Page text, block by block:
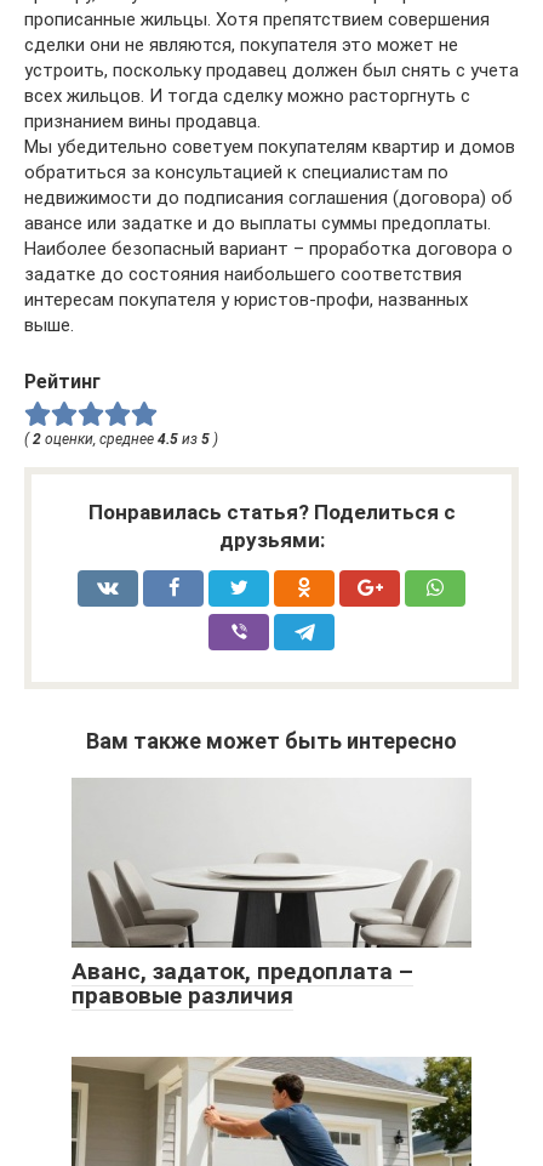
прописанные жильцы. Хотя препятствием совершения
сделки они не являются, покупателя это может не
устроить, поскольку продавец должен был снять с учета
всех жильцов. И тогда сделку можно расторгнуть с
признанием вины продавца.
Мы убедительно советуем покупателям квартир и домов
обратиться за консультацией к специалистам по
недвижимости до подписания соглашения (договора) об
авансе или задатке и до выплаты суммы предоплаты.
Наиболее безопасный вариант – проработка договора о
задатке до состояния наибольшего соответствия
интересам покупателя у юристов-профи, названных
выше.
Рейтинг
( 2 оценки, среднее 4.5 из 5 )
Понравилась статья? Поделиться с
друзьями:
Вам также может быть интересно
Аванс, задаток, предоплата –
правовые различия